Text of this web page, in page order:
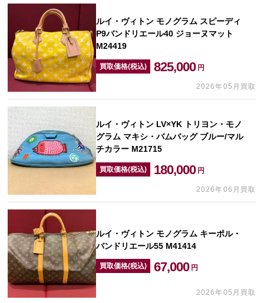
ルイ・ヴィトン モノグラム スピーディ
P9バンドリエール40 ジョーヌマット
M24419
買取価格(税込) 825,000 円
2026年05月買取
ルイ・ヴィトン LV×YK トリヨン・モノ
グラム マキシ・バムバッグ ブルー/マル
チカラー M21715
買取価格(税込) 180,000 円
2026年06月買取
ルイ・ヴィトン モノグラム キーポル・
バンドリエール55 M41414
買取価格(税込) 67,000 円
2026年05月買取